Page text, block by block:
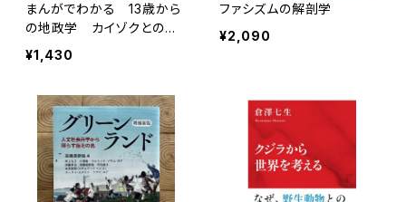
まんがでわかる 13歳から
の地政学 カイゾクとの地
球儀航海
¥1,430
ファシズムの解剖学
¥2,090